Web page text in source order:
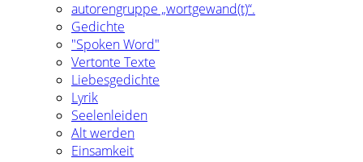
autorengruppe „wortgewand(t)“.
Gedichte
"Spoken Word"
Vertonte Texte
Liebesgedichte
Lyrik
Seelenleiden
Alt werden
Einsamkeit